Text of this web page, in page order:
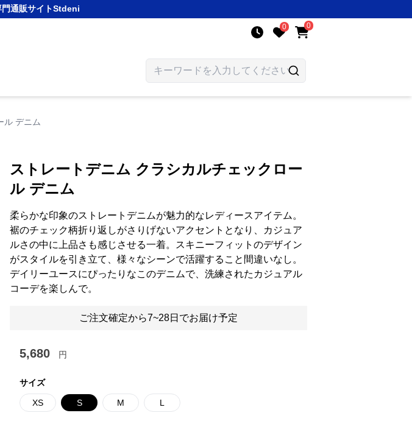
門通販サイトStdeni
0 0
ル デニム
ストレートデニム クラシカルチェックロー
ル デニム
柔らかな印象のストレートデニムが魅力的なレディースアイテム。
裾のチェック柄折り返しがさりげないアクセントとなり、カジュア
ルさの中に上品さも感じさせる一着。スキニーフィットのデザイン
がスタイルを引き立て、様々なシーンで活躍すること間違いなし。
デイリーユースにぴったりなこのデニムで、洗練されたカジュアル
コーデを楽しんで。
ご注文確定から7~28日でお届け予定
5,680 円
サイズ
XS S M L